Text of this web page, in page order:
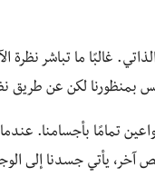
غالبًا ما تباشر نظرة
بمنظورنا لكن عن طريق
تمامًا بأجسامنا. عندما
آخر، يأتي جسدنا إلى